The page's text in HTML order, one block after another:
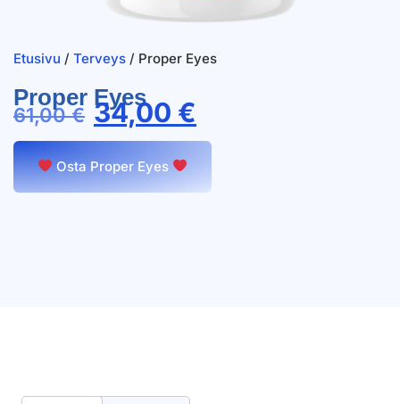
Etusivu / Terveys / Proper Eyes
Proper Eyes
61,00€ 34,00 €
Osta Proper Eyes